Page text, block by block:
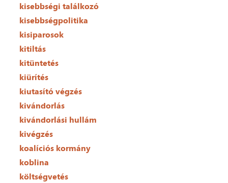
kisebbségi találkozó
kisebbségpolitika
kisiparosok
kitiltás
kitüntetés
kiürítés
kiutasító végzés
kivándorlás
kivándorlási hullám
kivégzés
koalíciós kormány
koblina
költségvetés